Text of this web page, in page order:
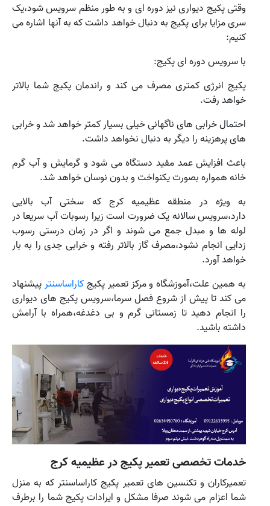
وقتی پکیج دیواری نیز دوره ای و به طور منظم سرویس شود،یک
سری مزایا برای پکیج به دنبال خواهد داشت که به آنها اشاره می
کنیم:
با سرویس دوره ای پکیج:
پکیج انرژی کمتری مصرف می کند و راندمان پکیج شما بالاتر
خواهد رفت.
احتمال خرابی های ناگهانی خیلی بسیار کمتر خواهد شد و خرابی
های پرهزینه را دیگر به دنبال نخواهد داشت.
باعث افزایش عمد مفید دستگاه می شود و گرمایش و آب گرم
خانه همواره بصورت یکنواخت و بدون نوسان خواهد شد.
به ویژه در منطقه عظیمیه کرج که سختی آب بالایی
دارد،سرویس سالانه یک ضرورت است زیرا رسوبات آب سریعا در
لوله ها و مبدل جمع می شوند و اگر در زمان درستی رسوب
زدایی انجام نشود،مصرف گاز بالاتر رفته و خرابی جدی را به بار
خواهد آورد.
به همین علت،آموزشگاه و مرکز تعمیر پکیجکاراساسنترپیشنهاد
می کند تا پیش از شروع فصل سرما،سرویس پکیج های دیواری
را انجام دهید تا زمستانی گرم و بی دغدغه،همراه با آرامش
داشته باشید.
خدمات تخصصی تعمیر پکیج در عظیمیه کرج
تعمیرکاران و تکنسین های تعمیر پکیج کاراساسنتر که به منزل
شما اعزام می شوند صرفا مشکل و ایرادات پکیج شما را برطرف